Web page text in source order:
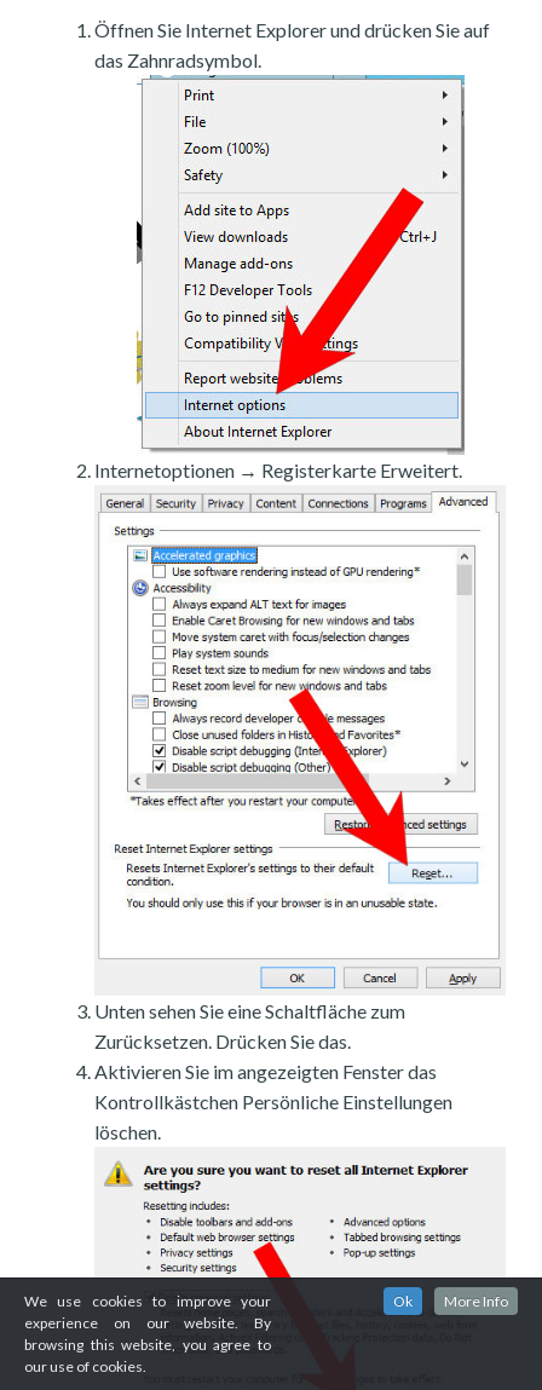
Öffnen Sie Internet Explorer und drücken Sie auf
das Zahnradsymbol.
Internetoptionen → Registerkarte Erweitert.
Unten sehen Sie eine Schaltfläche zum
Zurücksetzen. Drücken Sie das.
Aktivieren Sie im angezeigten Fenster das
Kontrollkästchen Persönliche Einstellungen
löschen.
We use cookies to improve your
experience on our website. By
browsing this website, you agree to
our use of cookies.
Ok More Info